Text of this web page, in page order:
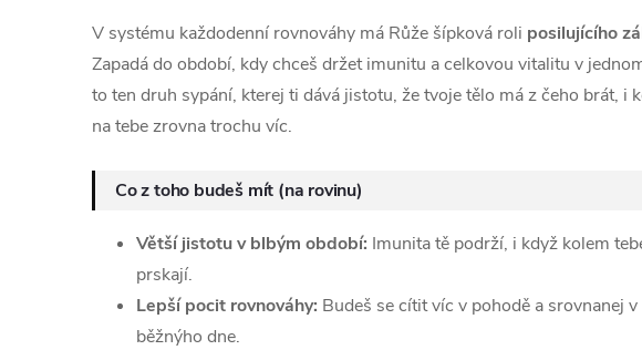
V systému každodenní rovnováhy má Růže šípková roli posilujícího
Zapadá do období, kdy chceš držet imunitu a celkovou vitalitu v
to ten druh sypání, kterej ti dává jistotu, že tvoje tělo má z čeho brát, i
na tebe zrovna trochu víc.
Co z toho budeš mít (na rovinu)
Větší jistotu v blbým období: Imunita tě podrží, i když kolem
prskají.
Lepší pocit rovnováhy: Budeš se cítit víc v pohodě a srovnanej
běžnýho dne.